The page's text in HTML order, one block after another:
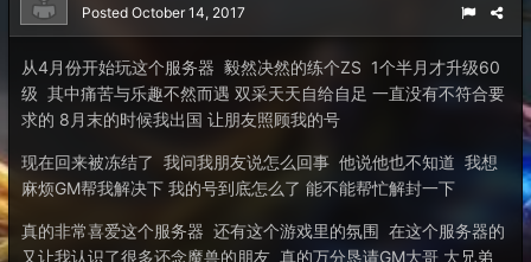
Posted October 14, 2017
从4月份开始玩这个服务器 毅然决然的练个ZS 1个半月才升级60
级 其中痛苦与乐趣不然而遇 双采天天自给自足 一直没有不符合要
求的 8月末的时候我出国 让朋友照顾我的号
现在回来被冻结了 我问我朋友说怎么回事 他说他也不知道 我想
麻烦GM帮我解决下 我的号到底怎么了 能不能帮忙解封一下
真的非常喜爱这个服务器 还有这个游戏里的氛围 在这个服务器的
又让我认识了很多还念魔兽的朋友 真的万分恳请GM大哥 大兄弟